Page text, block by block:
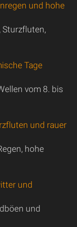
und hohe
Tage
vom 8. bis
und rauer
hohe
und
und